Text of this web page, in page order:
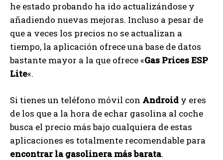
he estado probando ha ido actualizándose y
añadiendo nuevas mejoras. Incluso a pesar de
que a veces los precios no se actualizan a
tiempo, la aplicación ofrece una base de datos
bastante mayor a la que ofrece «Gas Prices ESP
Lite«.
Si tienes un teléfono móvil con Android y eres
de los que a la hora de echar gasolina al coche
busca el precio más bajo cualquiera de estas
aplicaciones es totalmente recomendable para
encontrar la gasolinera más barata.